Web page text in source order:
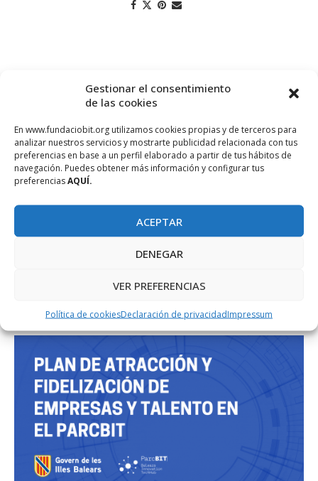
Gestionar el consentimiento
de las cookies
En www.fundaciobit.org utilizamos cookies propias y de terceros para
analizar nuestros servicios y mostrarte publicidad relacionada con tus
preferencias en base a un perfil elaborado a partir de tus hábitos de
navegación. Puedes obtener más información y configurar tus
preferenciasAQUÍ.
ACEPTAR
DENEGAR
VER PREFERENCIAS
Política de cookiesDeclaración de privacidadImpressum
PROJECTE COFINANÇAT PEL FONS SOCIAL EUROPEU